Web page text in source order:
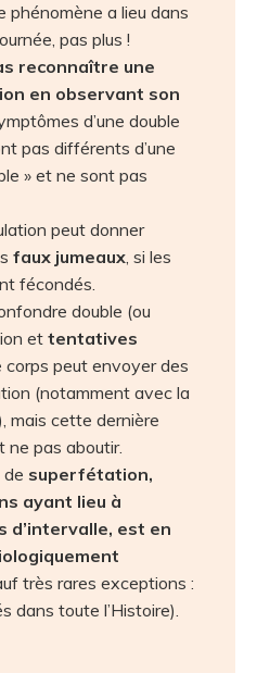
phénomène a lieu dans
pas plus !
reconnaître une
en observant son
d’une double
pas différents d’une
» et ne sont pas
peut donner
faux jumeaux, si les
fécondés.
double (ou
ettentatives
corps peut envoyer des
(notamment avec la
mais cette dernière
ne pas aboutir.
de superfétation,
ayant lieu à
d’intervalle, est en
très rares exceptions :
dans toute l’Histoire).